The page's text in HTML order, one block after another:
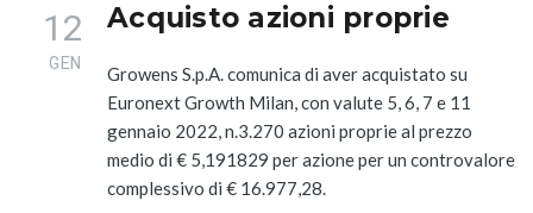
12
GEN
Acquisto azioni proprie
Growens S.p.A. comunica di aver acquistato su
Euronext Growth Milan, con valute 5, 6, 7 e 11
gennaio 2022, n.3.270 azioni proprie al prezzo
medio di € 5,191829 per azione per un controvalore
complessivo di € 16.977,28.